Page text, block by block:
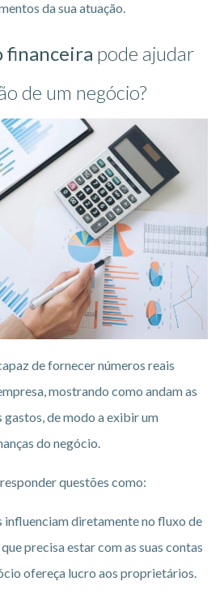
da sua atuação.
financeira pode ajudar
de um negócio?
de fornecer números reais
mostrando como andam as
gastos, de modo a exibir um
do negócio.
questões como:
influenciam diretamente no fluxo de
precisa estar com as suas contas
ofereça lucro aos proprietários.